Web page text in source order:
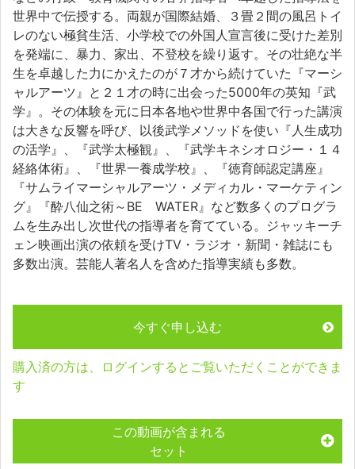
世界中で伝授する。両親が国際結婚、３畳２間の風呂トイ
レのない極貧生活、小学校での外国人宣言後に受けた差別
を発端に、暴力、家出、不登校を繰り返す。その壮絶な半
生を卓越した力にかえたのが７才から続けていた『マーシ
ャルアーツ』と２１才の時に出会った5000年の英知『武
学』。その体験を元に日本各地や世界中各国で行った講演
は大きな反響を呼び、以後武学メソッドを使い『人生成功
の活学』、『武学太極観』、『武学キネシオロジー・１４
経絡体術』、『世界一養成学校』、『徳育師認定講座』
『サムライマーシャルアーツ・メディカル・マーケティン
グ』『酔八仙之術～BE WATER』など数多くのプログラ
ムを生み出し次世代の指導者を育てている。ジャッキーチ
ェン映画出演の依頼を受けTV・ラジオ・新聞・雑誌にも
多数出演。芸能人著名人を含めた指導実績も多数。
今すぐ申し込む
購入済の方は、ログインするとご覧いただくことができま
す
この動画が含まれる
セット